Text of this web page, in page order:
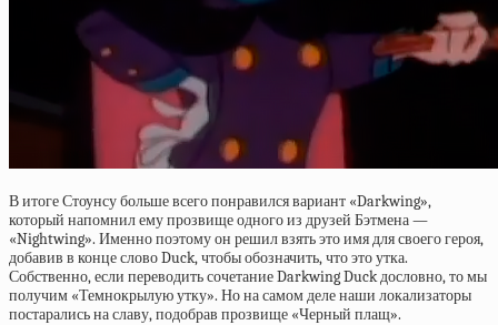
В итоге Стоунсу больше всего понравился вариант «Darkwing»,
который напомнил ему прозвище одного из друзей Бэтмена —
«Nightwing». Именно поэтому он решил взять это имя для своего героя,
добавив в конце слово Duck, чтобы обозначить, что это утка.
Собственно, если переводить сочетание Darkwing Duck дословно, то мы
получим «Темнокрылую утку». Но на самом деле наши локализаторы
постарались на славу, подобрав прозвище «Черный плащ».